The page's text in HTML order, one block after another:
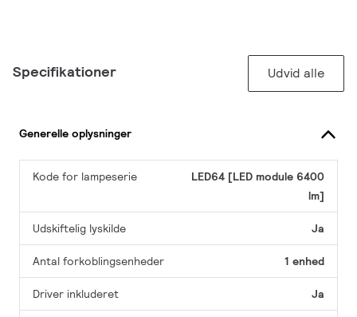
Specifikationer Udvid alle
Generelle oplysninger
Kode for lampeserie
LED64 [LED module 6400
lm]
Udskiftelig lyskilde Ja
Antal forkoblingsenheder 1 enhed
Driver inkluderet Ja